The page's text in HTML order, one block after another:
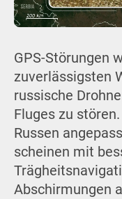
GPS-Störungen
zuverlässigsten
russische
Fluges zu
Russen
scheinen mit
Abschirmungen